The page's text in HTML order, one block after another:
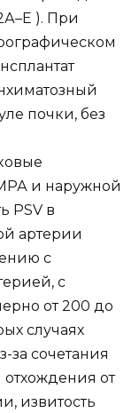
). При
почки, без
и наружной
PSV в
артерии
с
с
от 200 до
случаях
за сочетания
отхождения от
извитость